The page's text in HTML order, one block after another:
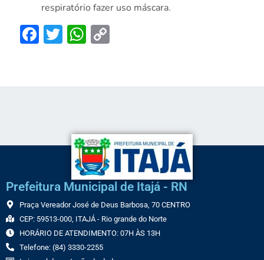
respiratório fazer uso máscara.
Facebook
TwitterWhatsApp
Prefeitura Municipal de Itajá - RN
Praça Vereador José de Deus Barbosa, 70 CENTRO
CEP: 59513-000, ITAJÁ - Rio grande do Norte
HORÁRIO DE ATENDIMENTO: 07H ÀS 13H
Telefone: (84) 3330-2255